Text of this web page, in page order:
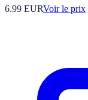
6.99 EURVoir le prix